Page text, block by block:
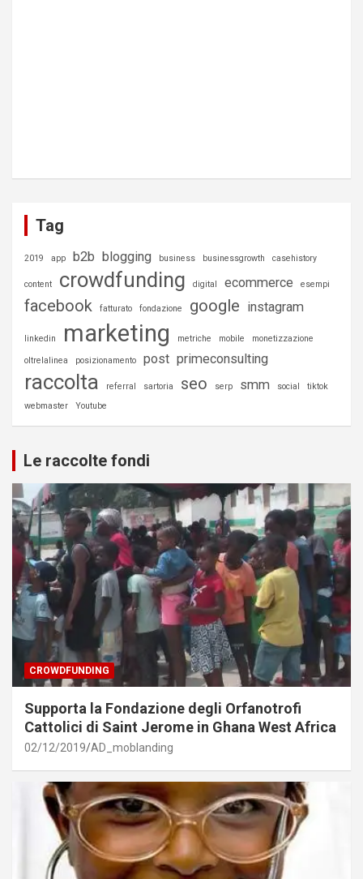
Tag
2019 app b2b blogging business businessgrowth casehistory
content crowdfunding digital ecommerce esempi
facebook fatturato fondazione google instagram
linkedin marketing metriche mobile monetizzazione
oltrelalinea posizionamento post primeconsulting
raccolta referral sartoria seo serp smm social
tiktok
webmaster
Youtube
Le raccolte fondi
CROWDFUNDING
Supporta la Fondazione degli Orfanotrofi
Cattolici di Saint Jerome in Ghana West Africa
02/12/2019 AD_moblanding